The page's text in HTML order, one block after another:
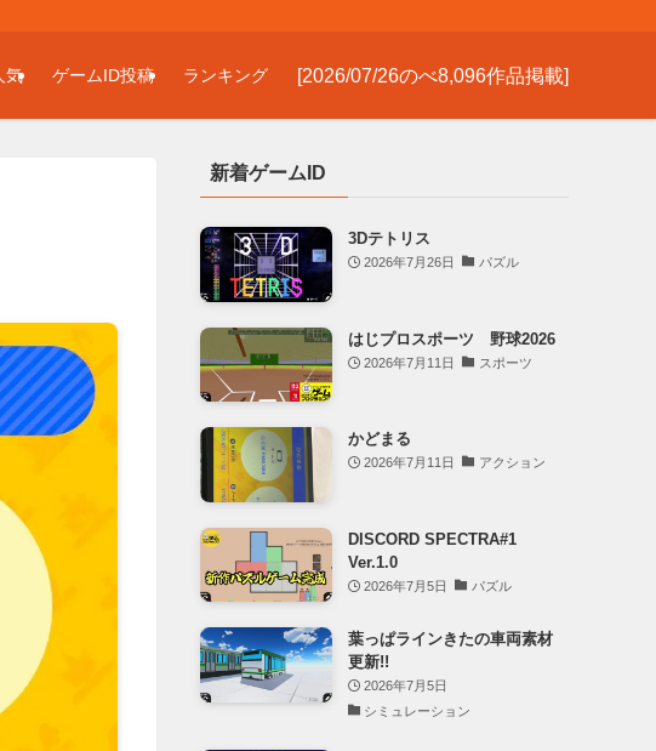
気 ゲームID投稿 ランキング [2026/07/26のべ8,096作品掲載]
新着ゲームID
3Dテトリス
2026年7月26日 パズル
はじプロスポーツ 野球2026
2026年7月11日 スポーツ
かどまる
2026年7月11日 アクション
DISCORD SPECTRA#1
Ver.1.0
2026年7月5日 パズル
葉っぱラインきたの車両素材
更新!!
2026年7月5日
シミュレーション